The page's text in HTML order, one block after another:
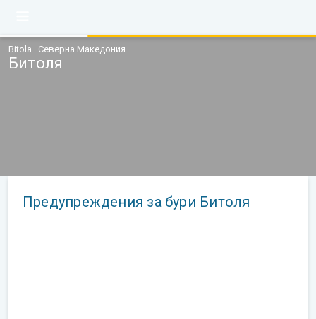
Bitola · Северна Македония
Битоля
Предупреждения за бури Битоля